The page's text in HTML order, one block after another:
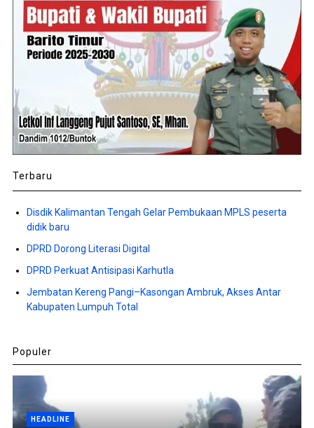
Terbaru
Disdik Kalimantan Tengah Gelar Pembukaan MPLS peserta
didik baru
DPRD Dorong Literasi Digital
DPRD Perkuat Antisipasi Karhutla
Jembatan Kereng Pangi–Kasongan Ambruk, Akses Antar
Kabupaten Lumpuh Total
Populer
HEADLINE